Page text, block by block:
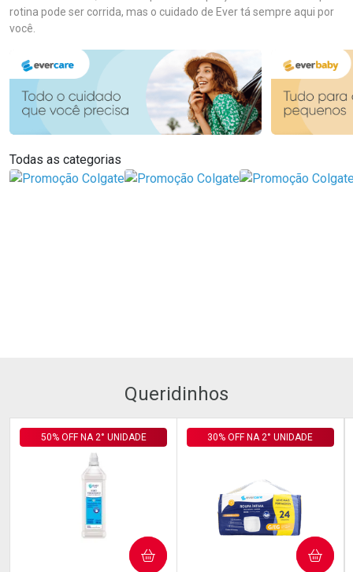
rotina pode ser corrida, mas o cuidado de Ever tá sempre aqui por
você.
Todas as categorias
Queridinhos
50% OFF NA 2° UNIDADE
COMPRAR
30% OFF NA 2° UNIDADE
COMPRAR